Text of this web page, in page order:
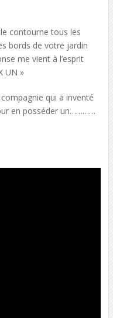
contourne tous les
bords de votre jardin
me vient à l’esprit
UN »
qui a inventé
en posséder un…………